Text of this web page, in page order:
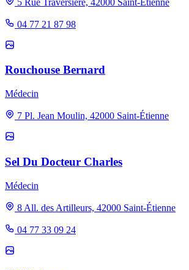
04 77 21 87 98
Rouchouse Bernard
Médecin
7 Pl. Jean Moulin, 42000 Saint-Étienne
Sel Du Docteur Charles
Médecin
8 All. des Artilleurs, 42000 Saint-Étienne
04 77 33 09 24